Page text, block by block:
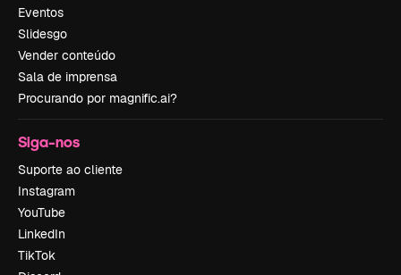
Eventos
Slidesgo
Vender conteúdo
Sala de imprensa
Procurando por magnific.ai?
Siga-nos
Suporte ao cliente
Instagram
YouTube
LinkedIn
TikTok